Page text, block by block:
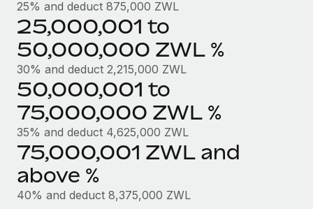
Comment Phiture gère ses 55 employés
répartis dans 19 pays grâce à Remote
Phiture, un leader notable du conseil en matière de
croissance mobile internationale, encourage les...
En savoir plus
25% and deduct 875,000 ZWL
25,000,001 to
50,000,000 ZWL %
30% and deduct 2,215,000 ZWL
50,000,001 to
75,000,000 ZWL %
35% and deduct 4,625,000 ZWL
75,000,001 ZWL and
above %
40% and deduct 8,375,000 ZWL